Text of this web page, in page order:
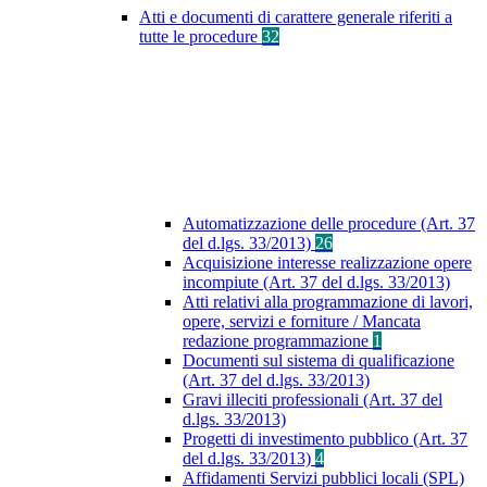
Atti e documenti di carattere generale riferiti a
tutte le procedure 32
Automatizzazione delle procedure (Art. 37
del d.lgs. 33/2013) 26
Acquisizione interesse realizzazione opere
incompiute (Art. 37 del d.lgs. 33/2013)
Atti relativi alla programmazione di lavori,
opere, servizi e forniture / Mancata
redazione programmazione 1
Documenti sul sistema di qualificazione
(Art. 37 del d.lgs. 33/2013)
Gravi illeciti professionali (Art. 37 del
d.lgs. 33/2013)
Progetti di investimento pubblico (Art. 37
del d.lgs. 33/2013) 4
Affidamenti Servizi pubblici locali (SPL)